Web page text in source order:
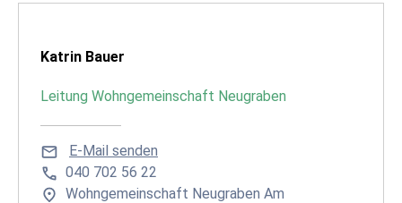
Katrin Bauer
Leitung Wohngemeinschaft Neugraben
E-Mail senden
040 702 56 22
Wohngemeinschaft Neugraben Am